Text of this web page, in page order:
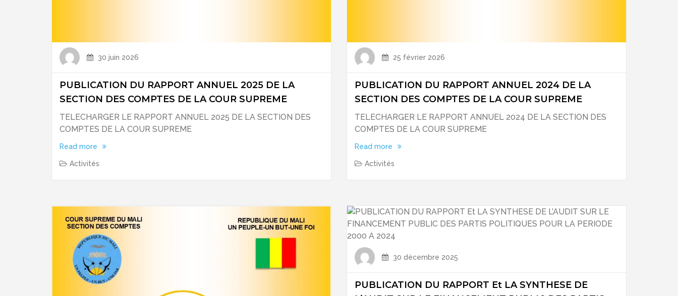
30 juin 2026
PUBLICATION DU RAPPORT ANNUEL 2025 DE LA
SECTION DES COMPTES DE LA COUR SUPREME
TELECHARGER LE RAPPORT ANNUEL 2025 DE LA SECTION DES
COMPTES DE LA COUR SUPREME
Read more
Activités
25 février 2026
PUBLICATION DU RAPPORT ANNUEL 2024 DE LA
SECTION DES COMPTES DE LA COUR SUPREME
TELECHARGER LE RAPPORT ANNUEL 2024 DE LA SECTION DES
COMPTES DE LA COUR SUPREME
Read more
Activités
30 décembre 2025
PUBLICATION DU RAPPORT Et LA SYNTHESE DE